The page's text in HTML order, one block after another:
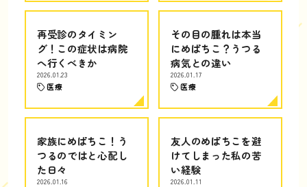
再受診のタイミン
グ！この症状は病院
へ行くべきか
2026.01.23
医療
その目の腫れは本当
にめばちこ？うつる
病気との違い
2026.01.17
医療
家族にめばちこ！う
つるのではと心配し
た日々
2026.01.16
友人のめばちこを避
けてしまった私の苦
い経験
2026.01.11